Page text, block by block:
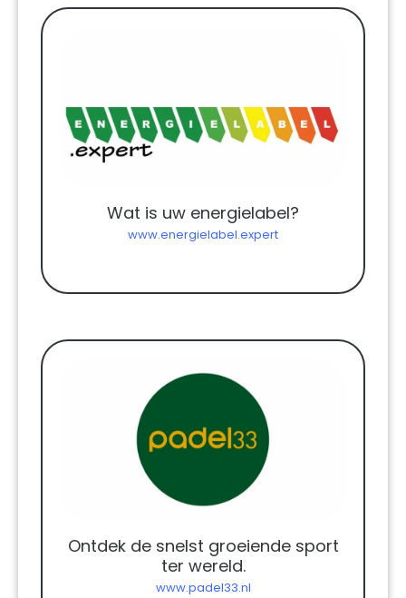
Wat is uw energielabel?
www.energielabel.expert
Ontdek de snelst groeiende sport
ter wereld.
www.padel33.nl